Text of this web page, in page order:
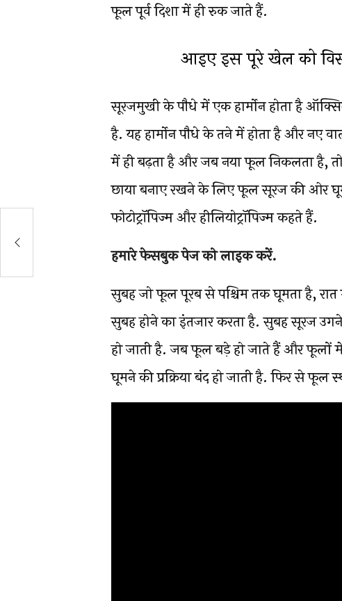
फूल पूर्व दिशा में ही रुक जाते हैं.
आइए इस पूरे खेल को
सूरजमुखी के पौधे में एक हार्मोन होता है
है. यह हार्मोन पौधे के तने में होता है और नए
में ही बढ़ता है और जब नया फूल निकलता है,
छाया बनाए रखने के लिए फूल सूरज की ओर
फोटोट्रॉपिज्म और हीलियोट्रॉपिज्म कहते हैं.
हमारे फेसबुक पेज को लाइक करें.
सुबह जो फूल पूरब से पश्चिम तक घूमता है,
सुबह होने का इंतजार करता है. सुबह सूरज
हो जाती है. जब फूल बड़े हो जाते हैं और फूलों
घूमने की प्रक्रिया बंद हो जाती है. फिर से फूल